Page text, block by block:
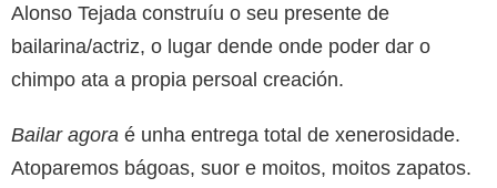
Alonso Tejada construíu o seu presente de
bailarina/actriz, o lugar dende onde poder dar o
chimpo ata a propia persoal creación.
Bailar agora é unha entrega total de xenerosidade.
Atoparemos bágoas, suor e moitos, moitos zapatos.